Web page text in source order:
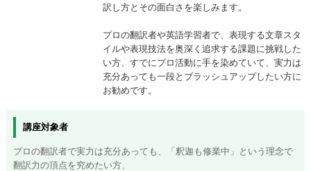
訳し方とその面白さを楽しみます。
プロの翻訳者や英語学習者で、表現する文章スタ
イルや表現技法を奥深く追求する課題に挑戦した
い方、すでにプロ活動に手を染めていて、実力は
充分あっても一段とブラッシュアップしたい方に
お勧めです。
講座対象者
プロの翻訳者で実力は充分あっても、「釈迦も修業中」という理念で
翻訳力の頂点を究めたい方、